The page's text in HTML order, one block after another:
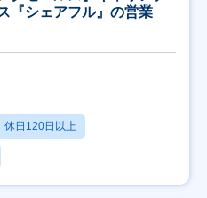
『シェアフル』の営業
休日120日以上